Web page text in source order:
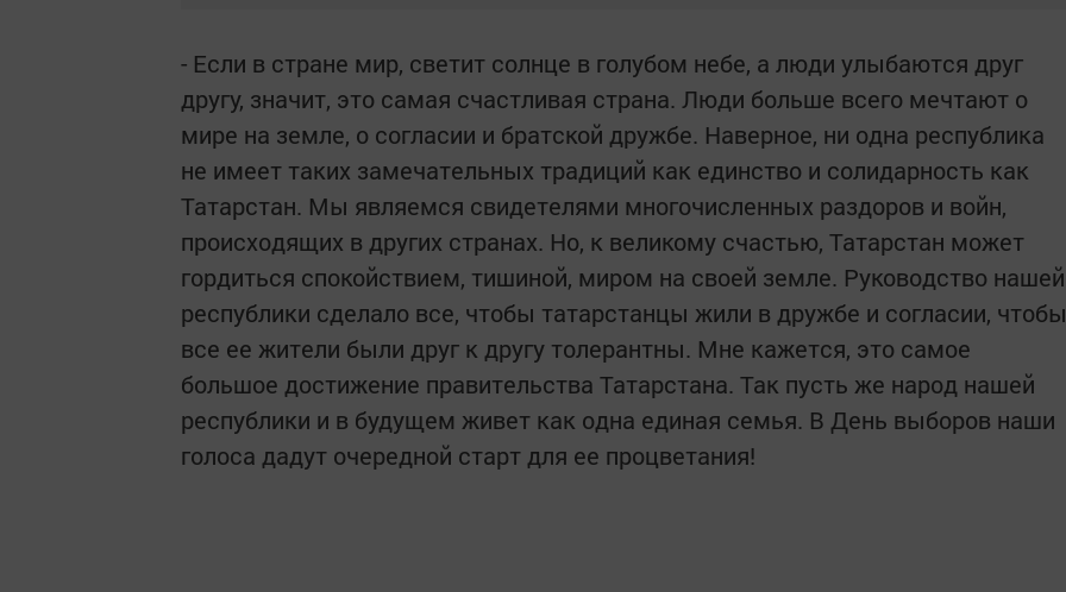
- Если в стране мир, светит солнце в голубом небе, а люди улыбаются друг
другу, значит, это самая счастливая страна. Люди больше всего мечтают о
мире на земле, о согласии и братской дружбе. Наверное, ни одна республика
не имеет таких замечательных традиций как единство и солидарность как
Татарстан. Мы являемся свидетелями многочисленных раздоров и войн,
происходящих в других странах. Но, к великому счастью, Татарстан может
гордиться спокойствием, тишиной, миром на своей земле. Руководство нашей
республики сделало все, чтобы татарстанцы жили в дружбе и согласии, чтобы
все ее жители были друг к другу толерантны. Мне кажется, это самое
большое достижение правительства Татарстана. Так пусть же народ нашей
республики и в будущем живет как одна единая семья. В День выборов наши
голоса дадут очередной старт для ее процветания!